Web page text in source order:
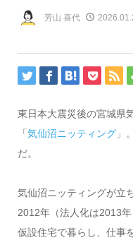
芳山 喜代
東日本大震災後の宮城県
「 気仙沼ニッティング」
だ。
気仙沼ニッティングが立
2012年（法人化は2013
仮設住宅で暮らし、仕事